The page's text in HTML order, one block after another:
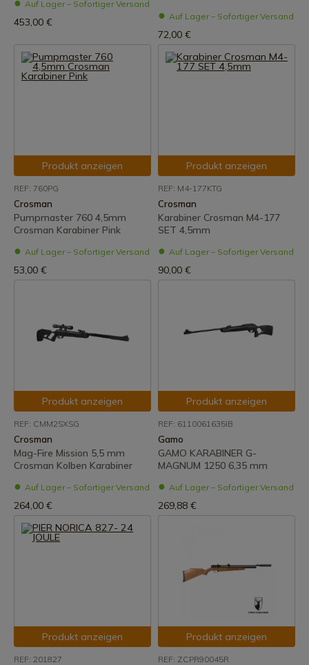
Auf Lager – Sofortiger Versand
453,00 € Auf Lager – Sofortiger Versand
72,00 €
Produkt anzeigen
REF: 760PG
Crosman
Pumpmaster 760 4,5mm
Crosman Karabiner Pink
Auf Lager – Sofortiger Versand
53,00 €
Produkt anzeigen
REF: M4-177KTG
Crosman
Karabiner Crosman M4-177
SET 4,5mm
Auf Lager – Sofortiger Versand
90,00 €
Produkt anzeigen
REF: CMM2SXSG
Crosman
Mag-Fire Mission 5,5 mm
Crosman Kolben Karabiner
Auf Lager – Sofortiger Versand
264,00 €
Produkt anzeigen
REF: 6110061635IB
Gamo
GAMO KARABINER G-
MAGNUM 1250 6,35 mm
Auf Lager – Sofortiger Versand
269,88 €
Produkt anzeigen
REF: 201827
Produkt anzeigen
REF: ZCPR90045R